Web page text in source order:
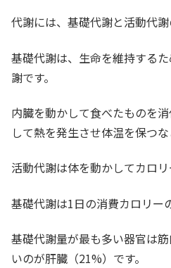
代謝には、基礎代謝と活動代謝
基礎代謝は、生命を維持する
謝です。
内臓を動かして食べたものを
して熱を発生させ体温を保つな
活動代謝は体を動かしてカロリ
基礎代謝は1日の消費カロリー
基礎代謝量が最も多い器官は
いのが肝臓（21%）です。